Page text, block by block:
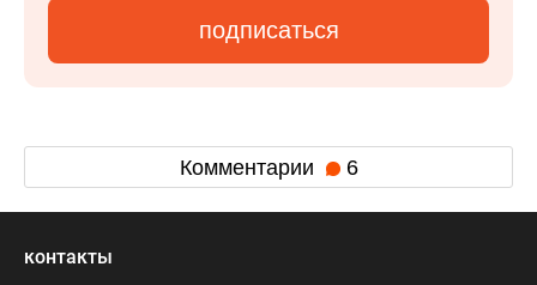
подписаться
Комментарии 6
контакты